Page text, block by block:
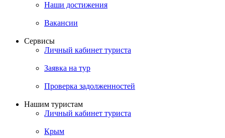
Наши достижения
Вакансии
Сервисы
Личный кабинет туриста
Заявка на тур
Проверка задолженностей
Нашим туристам
Личный кабинет туриста
Крым